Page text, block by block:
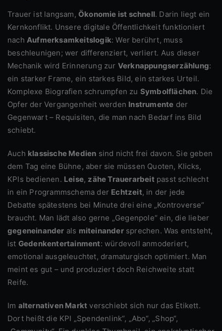
Trauer ist langsam, Ökonomie ist schnell. Darin liegt ein
Kernkonflikt. Unsere digitale Öffentlichkeit funktioniert
nach Aufmerksamkeitslogik: Wer berührt, muss
beschleunigen; wer differenziert, verliert. Aus dieser
Mechanik wird Erinnerung zur Verknappungserzählung:
ein starker Frame, ein starkes Bild, ein starkes Urteil.
Komplexe Biografien schrumpfen zu Symbolflächen. Die
Opfer der Vergangenheit werden Instrumente der
Gegenwart – Requisiten, die man nach Bedarf ins Bild
schiebt.
Auch klassische Medien sind nicht frei davon. Sie geben
dem Tag eine Bühne, aber sie müssen Quoten, Klicks,
KPIs bedienen. Leise, zähe Trauerarbeitpasst schlecht
in ein Programmschema der Echtzeit, in der jede
Debatte spätestens bei Minute drei eine „Kontroverse“
braucht. Man lädt also gerne „Gegenpole“ ein, die lieber
gegeneinander als miteinandersprechen. Was entsteht,
ist Gedenkentertainment: würdevoll anmoderiert,
emotional ausgeleuchtet, dramaturgisch optimiert. Man
meint es gut – und produziert doch Reichweite statt
Reife.
Im alternativen Markt verschiebt sich nur das Etikett.
Dort heißt die KPI „Spendenlink“, „Abo“, „Shop“,